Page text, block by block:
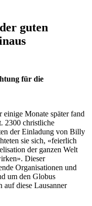
guten
für die
Monate später fand
2300 christliche
der Einladung von Billy
sie sich, «feierlich
der ganzen Welt
Dieser
Organisationen und
um den Globus
auf diese Lausanner